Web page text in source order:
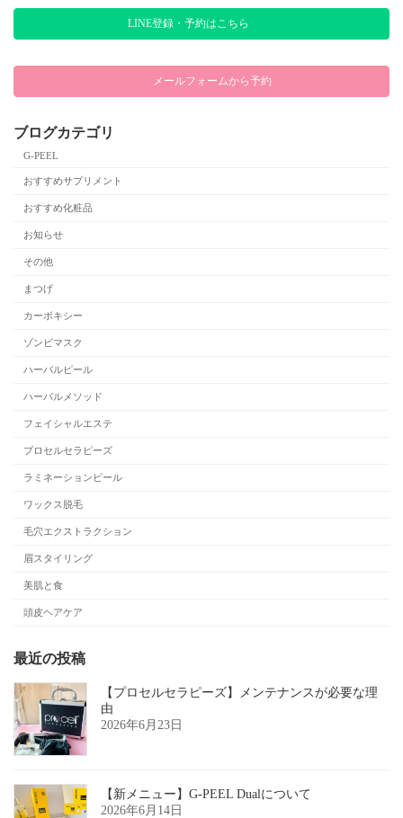
LINE登録・予約はこちら
メールフォームから予約
ブログカテゴリ
G-PEEL
おすすめサプリメント
おすすめ化粧品
お知らせ
その他
まつげ
カーボキシー
ゾンビマスク
ハーバルピール
ハーバルメソッド
フェイシャルエステ
プロセルセラピーズ
ラミネーションピール
ワックス脱毛
毛穴エクストラクション
眉スタイリング
美肌と食
頭皮ヘアケア
最近の投稿
【プロセルセラピーズ】メンテナンスが必要な理
由
2026年6月23日
【新メニュー】G-PEEL Dualについて
2026年6月14日